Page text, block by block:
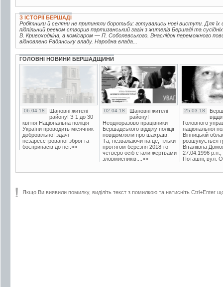
З ІСТОРІЇ БЕРШАДІ
Робітники й селяни не припиняли боротьби: готувались нові виступи. Для їх
підпільний ревком створив партизанський загін з жителів Бершаді та
В. Кривоходкіна, а комісаром — П. Соболевського. Внаслідок переможного
відновлено Радянську владу. Народна влада...
ГОЛОВНІ НОВИНИ БЕРШАДЩИНИ
06.04.18
Шановні жителі
району! З 1 до 30
квітня Національна поліція
України проводить місячник
добровільної здачі
незареєстрованої зброї та
боєприпасів до неї.»»
02.04.18
Шановні жителі
району!
Неодноразово працівники
Бершадського відділу поліції
повідомляли про шахраїв.
Та, незважаючи на це, тільки
протягом березня 2018-го
четверо осіб стали жертвами
зловмисників....»»
25.03.18
Головного
національної
Вінницькій
розшукується
Віталіївна
27.04.1996 р.н.,
Поташні, вул.
Якщо Ви виявили помилку, виділіть текст з помилкою та натисніть Ctrl+Enter